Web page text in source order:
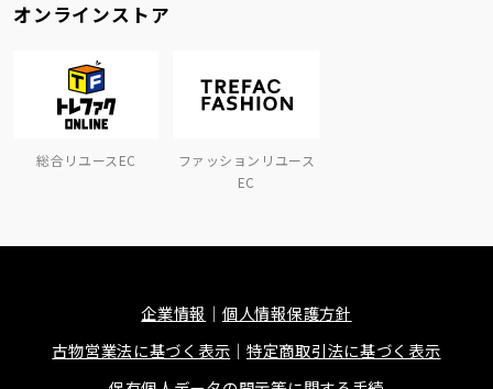
オンラインストア
総合リユースEC
ファッションリユース
EC
企業情報
個人情報保護方針
古物営業法に基づく表示
特定商取引法に基づく表示